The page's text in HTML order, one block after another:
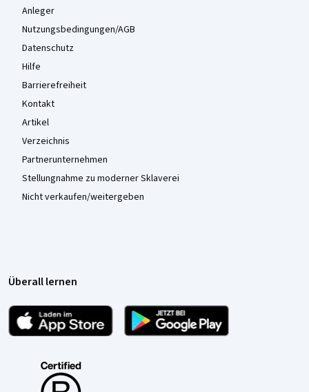
Anleger
Nutzungsbedingungen/AGB
Datenschutz
Hilfe
Barrierefreiheit
Kontakt
Artikel
Verzeichnis
Partnerunternehmen
Stellungnahme zu moderner Sklaverei
Nicht verkaufen/weitergeben
Überall lernen